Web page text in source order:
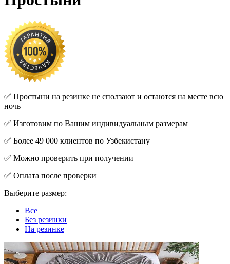
✅ Простыни на резинке не сползают и остаются на месте всю
ночь
✅ Изготовим по Вашим индивидуальным размерам
✅ Более 49 000 клиентов по Узбекистану
✅ Можно проверить при получении
✅ Оплата после проверки
Выберите размер:
Все
Без резинки
На резинке